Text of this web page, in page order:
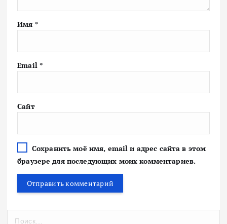
Имя *
Email *
Сайт
Сохранить моё имя, email и адрес сайта в этом
браузере для последующих моих комментариев.